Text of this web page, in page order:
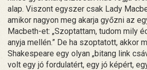
alap. Viszont egyszer csak Lady
amikor nagyon meg akarja győzni az
Macbeth-et: „Szoptattam, tudom mily
anyja mellén.” De ha szoptatott, akkor
Shakespeare egy olyan „bitang link
volt egy jó fordulatért, egy jó képért,